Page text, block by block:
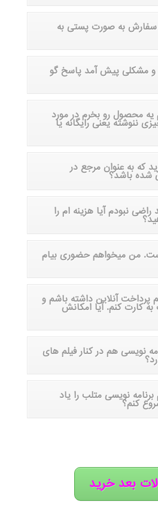
سفارش به صورت پستی به
و مشکلی پیش آمد پاسخ گو
یه محصول رو بخرم در مورد
ننوشته یعنی رایگانه یا
که به عنوان مرجع در
شده باشد؟
راضی نبودم آیا هزینه ام را
من میخواهم حضوری بیام
آنلاین داشته باشم و
کارت کنم. آیا امکانش
نویسی هم در کنار فیلم های
نویسی متلب را یاد
کنم؟
بعد خرید